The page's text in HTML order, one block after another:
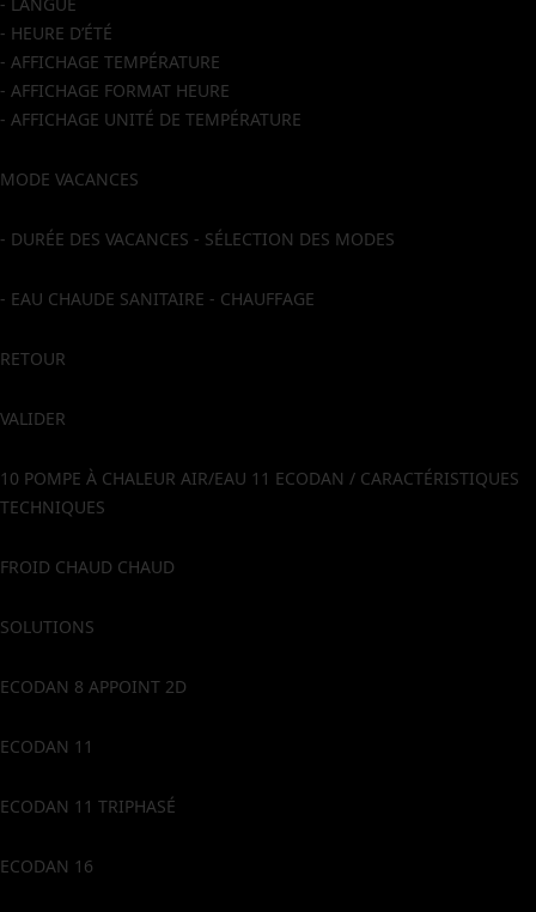
- HEURE D’ÉTÉ
- AFFICHAGE TEMPÉRATURE
- AFFICHAGE FORMAT HEURE
- AFFICHAGE UNITÉ DE TEMPÉRATURE
MODE VACANCES
- DURÉE DES VACANCES - SÉLECTION DES MODES
- EAU CHAUDE SANITAIRE - CHAUFFAGE
RETOUR
VALIDER
10 POMPE À CHALEUR AIR/EAU 11 ECODAN / CARACTÉRISTIQUES
TECHNIQUES
FROID CHAUD CHAUD
SOLUTIONS
ECODAN 8 APPOINT 2D
ECODAN 11
ECODAN 11 TRIPHASÉ
ECODAN 16